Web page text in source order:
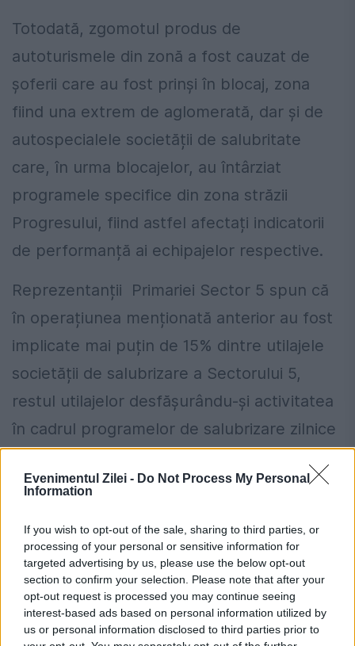
Evenimentul Zilei - Do Not Process My Personal
Information
If you wish to opt-out of the sale, sharing to third parties, or
processing of your personal or sensitive information for
targeted advertising by us, please use the below opt-out
section to confirm your selection. Please note that after your
opt-out request is processed you may continue seeing
interest-based ads based on personal information utilized by
us or personal information disclosed to third parties prior to
Totodată, zgomotul produs de
autoturismele din zonă a fost cauzat de
șoferii care au fost prinși în blocaj, zona
fiind una extrem de aglomerată, dar și de
autospecialele societății de salubritate
care, în urma blocajelor, au întârziat
programele specifice din zona străzii
Progresului, fiind astfel afectați indicatorii
de performanță ai echipajelor respective.
Reprezentanții Primariei Sector 5 spun că
în operațiunea menționată anterior au fost
implicate mai puțin de 15% dintre utilajele
societății de salubrizare a Sectorului 5,
restul utilajelor desfășurându-și activitatea
în cadrul programelor de salubrizare zilnice
arterele principale, programele de ridicare
spălarea străzilor și măturarea acestora și
pentru dezinfecție și o dată la două zile pe
toate arterele secundare ale Sectorului 5,
cu programele de ridicare a deșeurilor